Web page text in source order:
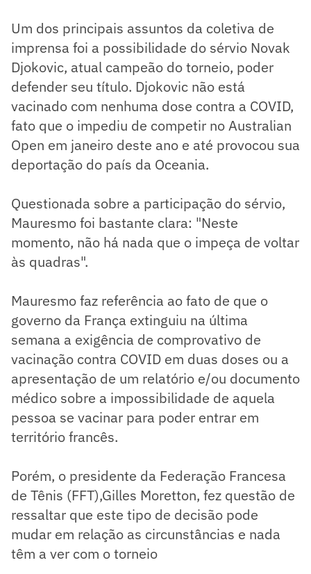
Um dos principais assuntos da coletiva de
imprensa foi a possibilidade do sérvio Novak
Djokovic, atual campeão do torneio, poder
defender seu título. Djokovic não está
vacinado com nenhuma dose contra a COVID,
fato que o impediu de competir no Australian
Open em janeiro deste ano e até provocou sua
deportação do país da Oceania.
Questionada sobre a participação do sérvio,
Mauresmo foi bastante clara: "Neste
momento, não há nada que o impeça de voltar
às quadras".
Mauresmo faz referência ao fato de que o
governo da França extinguiu na última
semana a exigência de comprovativo de
vacinação contra COVID em duas doses ou a
apresentação de um relatório e/ou documento
médico sobre a impossibilidade de aquela
pessoa se vacinar para poder entrar em
território francês.
Porém, o presidente da Federação Francesa
de Tênis (FFT),Gilles Moretton, fez questão de
ressaltar que este tipo de decisão pode
mudar em relação as circunstâncias e nada
têm a ver com o torneio